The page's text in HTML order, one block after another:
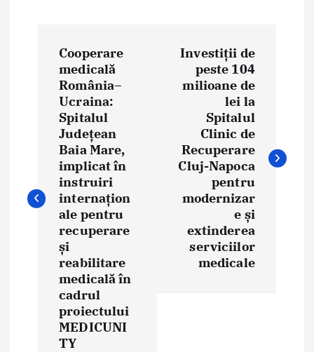
v
Cooperare
medicală
România–
Ucraina:
Spitalul
Județean
Baia Mare,
implicat în
instruiri
internațion
ale pentru
recuperare
și
reabilitare
medicală în
cadrul
proiectului
MEDICUNI
TY
Investiții de
peste 104
milioane de
lei la
Spitalul
Clinic de
Recuperare
Cluj-Napoca
pentru
modernizar
e și
extinderea
serviciilor
medicale